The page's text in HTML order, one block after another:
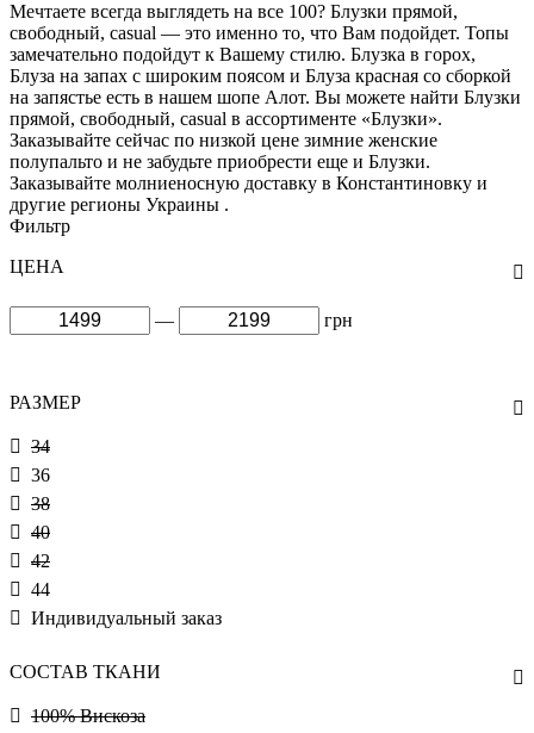
Мечтаете всегда выглядеть на все 100? Блузки прямой,
свободный, casual — это именно то, что Вам подойдет. Топы
замечательно подойдут к Вашему стилю. Блузка в горох,
Блуза на запах с широким поясом и Блуза красная со сборкой
на запястье есть в нашем шопе Алот. Вы можете найти Блузки
прямой, свободный, casual в ассортименте «Блузки».
Заказывайте сейчас по низкой цене зимние женские
полупальто и не забудьте приобрести еще и Блузки.
Заказывайте молниеносную доставку в Константиновку и
другие регионы Украины .
Фильтр
ЦЕНА
— грн
РАЗМЕР
34
36
38
40
42
44
Индивидуальный заказ
СОСТАВ ТКАНИ
100% Вискоза